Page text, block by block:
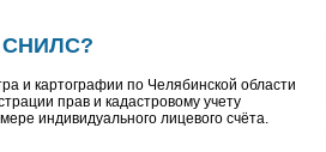
СНИЛС?
и картографии по Челябинской области
прав и кадастровому учету
индивидуального лицевого счёта.